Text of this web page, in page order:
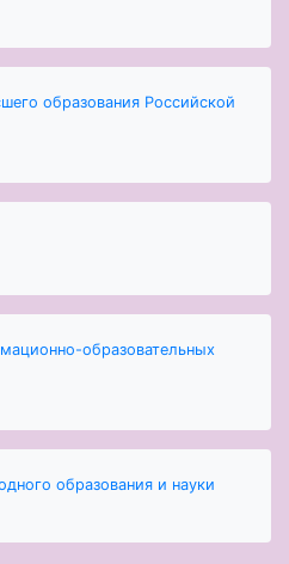
образования Российской
образовательных
образования и науки